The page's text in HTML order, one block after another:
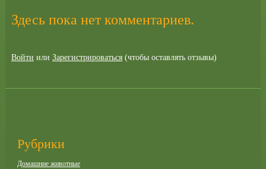
Здесь пока нет комментариев.
Войти или Зарегистрироваться(чтобы оставлять отзывы)
Рубрики
Домашние животные